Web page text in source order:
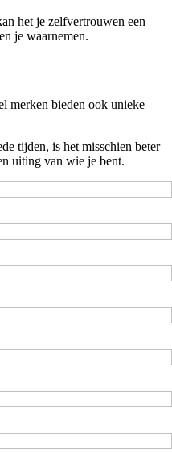
het je zelfvertrouwen een
je waarnemen.
merken bieden ook unieke
tijden, is het misschien beter
uiting van wie je bent.